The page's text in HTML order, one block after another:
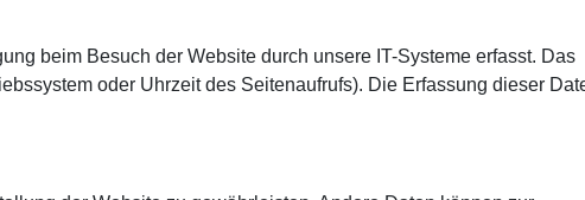
beim Besuch der Website durch unsere IT-Systeme erfasst. Das
oder Uhrzeit des Seitenaufrufs). Die Erfassung dieser